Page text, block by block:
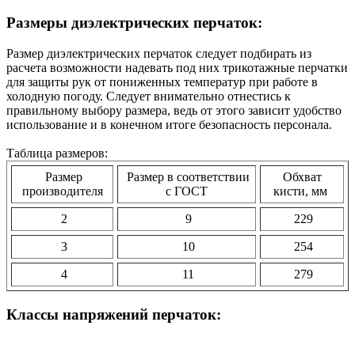
Размеры диэлектрических перчаток:
Размер диэлектрических перчаток следует подбирать из
расчета возможности надевать под них трикотажные перчатки
для защиты рук от пониженных температур при работе в
холодную погоду. Следует внимательно отнестись к
правильному выбору размера, ведь от этого зависит удобство
использование и в конечном итоге безопасность персонала.
Таблица размеров:
Размер
производителя
Размер в соответствии
с ГОСТ
Обхват
кисти, мм
2 9 229
3 10 254
4 11 279
Классы напряжений перчаток: